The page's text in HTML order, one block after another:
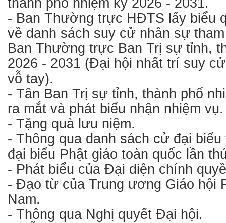
thành phố nhiệm kỳ 2026 - 2031.
- Ban Thường trực HĐTS lấy biểu
về danh sách suy cử nhân sự
Ban Thường trực Ban Trị sự tỉnh,
2026 - 2031 (Đại hội nhất trí suy
vỗ tay).
- Tân Ban Trị sự tỉnh, thành phố
ra mắt và phát biểu nhận nhiệm vụ.
- Tặng quà lưu niệm.
- Thông qua danh sách cử đại
đại biểu Phật giáo toàn quốc lần
- Phát biểu của Đại diện chính
- Đạo từ của Trung ương Giáo hội
Nam.
- Thông qua Nghị quyết Đại hội.